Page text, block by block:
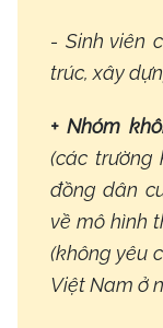
- Sinh viên
trúc, xây
+ Nhóm
(các trường
đồng dân
về mô hình
(không yêu
Việt Nam ở